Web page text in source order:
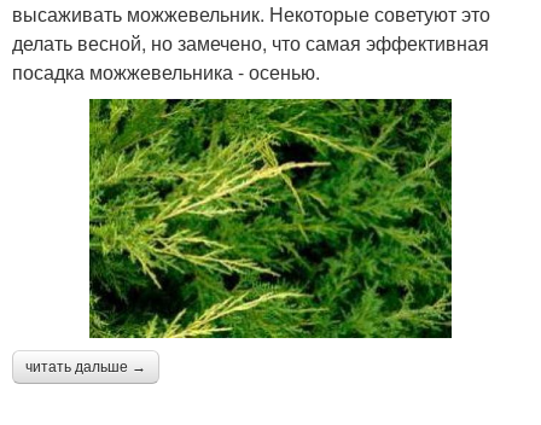
высаживать можжевельник. Некоторые советуют это
делать весной, но замечено, что самая эффективная
посадка можжевельника - осенью.
читать дальше →